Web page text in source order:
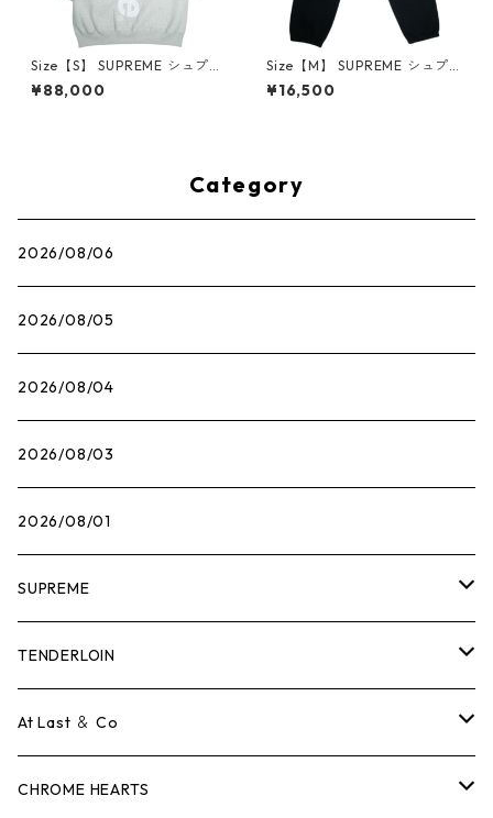
Size【S】 SUPREME シュプリ
ーム 25FW Satin Applique H
ooded Sweatshirt Heather
¥88,000
Size【M】 SUPREME シュプ
リーム ×NIKE 21SS Cargo Sw
eatpant Black スウェットパ
¥16,500
Category
2026/08/06
2026/08/05
2026/08/04
2026/08/03
2026/08/01
SUPREME
Tシャツ
ロンTEE
スウェット/ニット
TENDERLOIN
Tシャツ
ロンTEE
At Last ＆ Co
Tシャツ
CHROME HEARTS